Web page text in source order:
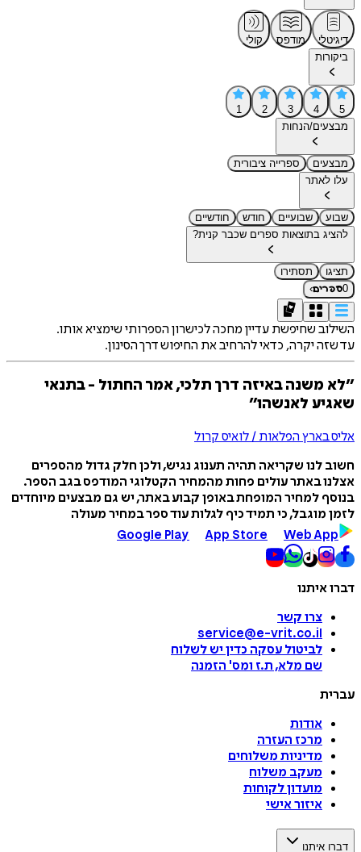
דיגיטלי מודפס
קולי
ביקורות
5
4
3
2
1
מבצעים/הנחות
מבצעים
ספרייה ציבורית
עלו לאתר
שבוע שבועיים חודש
חודשיים
להציג בתוצאות ספרים שכבר קנית?
תציגו
תסתירו
0ספרים›
השילוב שחיפשת עדיין מחכה לכישרון הספרותי שימציא אותו.
עד שזה יקרה, כדאי להרחיב את החיפוש דרך הסינון.
״לא משנה באיזה דרך תלכי, אמר החתול - בתנאי
שאגיע לאנשהו״
אליס בארץ הפלאות / לואיס קרול
חשוב לנו שקריאה תהיה תענוג נגיש, ולכן חלק גדול מהספרים
אצלנו באתר עולים פחות מהמחיר הקטלוגי המודפס בגב הספר.
בנוסף למחיר המופחת באופן קבוע באתר, יש גם מבצעים מיוחדים
לזמן מוגבל, כי תמיד כיף לגלות עוד ספר במחיר מעולה
Google Play
App Store Web App
דברו איתנו
צרו קשר
service@e-vrit.co.il
לביטול עסקה כדין יש לשלוח
שם מלא, ת.ז ומס' הזמנה
עברית
אודות
מרכז העזרה
מדיניות משלוחים
מעקב משלוח
מועדון לקוחות
איזור אישי
דברו איתנו